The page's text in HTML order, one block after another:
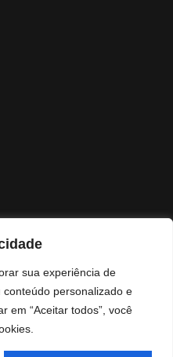
sua experiência de
personalizado e
em “Aceitar todos”, você